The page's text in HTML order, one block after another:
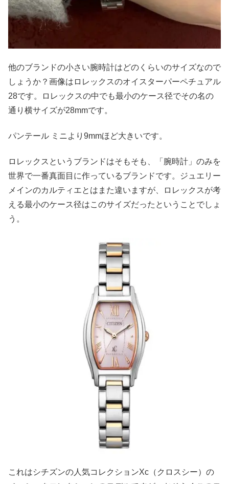
他のブランドの小さい腕時計はどのくらいのサイズなので
しょうか？画像はロレックスのオイスターパーペチュアル
28です。ロレックスの中でも最小のケース径でその名の
通り横サイズが28mmです。
パンテール ミニより9mmほど大きいです。
ロレックスというブランドはそもそも、「腕時計」のみを
世界で一番真面目に作っているブランドです。ジュエリー
メインのカルティエとはまた違いますが、ロレックスが考
える最小のケース径はこのサイズだったということでしょ
う。
これはシチズンの人気コレクションXc（クロスシー）の